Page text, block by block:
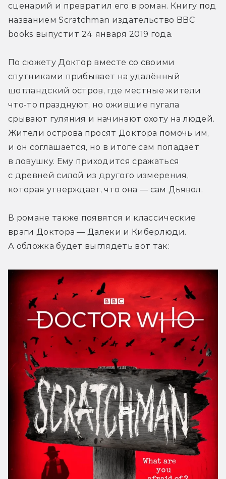
сценарий и превратил его в роман. Книгу под
названием Scratchman издательство BBC
books выпустит 24 января 2019 года.
По сюжету Доктор вместе со своими
спутниками прибывает на удалённый
шотландский остров, где местные жители
что-то празднуют, но ожившие пугала
срывают гуляния и начинают охоту на людей.
Жители острова просят Доктора помочь им,
и он соглашается, но в итоге сам попадает
в ловушку. Ему приходится сражаться
с древней силой из другого измерения,
которая утверждает, что она — сам Дьявол.
В романе также появятся и классические
враги Доктора — Далеки и Киберлюди.
А обложка будет выглядеть вот так: